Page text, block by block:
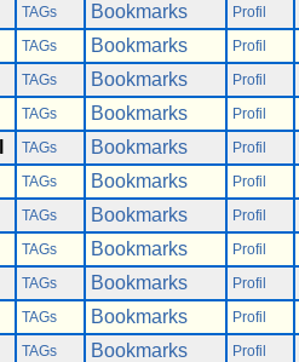
TAGs Bookmarks Profil
TAGs Bookmarks Profil
TAGs Bookmarks Profil
TAGs Bookmarks Profil
TAGs Bookmarks Profil
TAGs Bookmarks Profil
TAGs Bookmarks Profil
TAGs Bookmarks Profil
TAGs Bookmarks Profil
TAGs Bookmarks Profil
TAGs Bookmarks Profil